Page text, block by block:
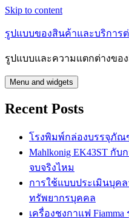
Skip to content
รูปแบบของสินค้าและบริการต่
รูปแบบและความแตกต่างขอ
Menu and widgets
Recent Posts
โรงพิมพ์กล่องบรรจุภัณ
Mahlkonig EK43ST กั
จบจริงไหม
การใช้แบบประเมินบุค
ทรัพยากรบุคคล
เครื่องชงกาแฟ